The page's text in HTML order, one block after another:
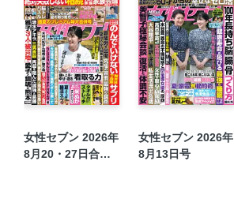
女性セブン 2026年
8月20・27日合併
女性セブン 2026年
8月13日号